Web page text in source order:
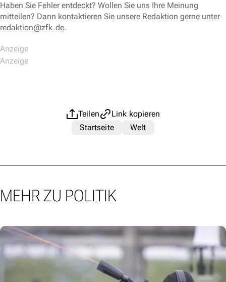
Haben Sie Fehler entdeckt? Wollen Sie uns Ihre Meinung
mitteilen? Dann kontaktieren Sie unsere Redaktion gerne unter
redaktion@zfk.de.
Teilen
Link kopieren
Startseite
Welt
MEHR ZU POLITIK